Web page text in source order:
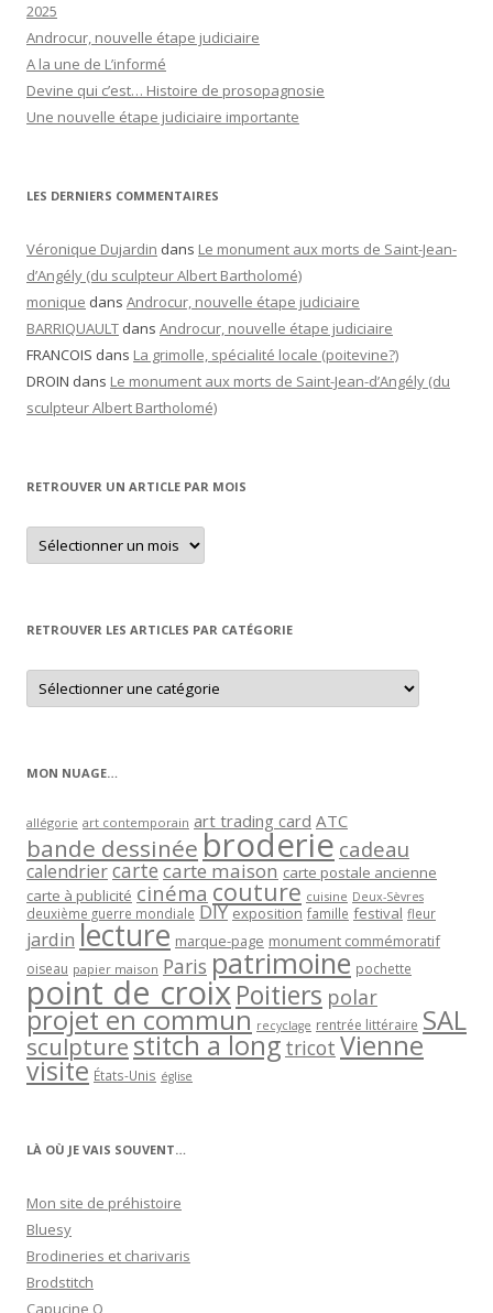
2025
Androcur, nouvelle étape judiciaire
A la une de L’informé
Devine qui c’est… Histoire de prosopagnosie
Une nouvelle étape judiciaire importante
LES DERNIERS COMMENTAIRES
Véronique Dujardin dans Le monument aux morts de Saint-Jean-
d’Angély (du sculpteur Albert Bartholomé)
monique dans Androcur, nouvelle étape judiciaire
BARRIQUAULT dans Androcur, nouvelle étape judiciaire
FRANCOIS dans La grimolle, spécialité locale (poitevine?)
DROIN dans Le monument aux morts de Saint-Jean-d’Angély (du
sculpteur Albert Bartholomé)
RETROUVER UN ARTICLE PAR MOIS
Retrouver
un
article
RETROUVER LES ARTICLES PAR CATÉGORIE
Retrouver
les
articles
MON NUAGE…
allégorie art contemporain art trading card ATC
bande dessinée broderie cadeau
calendriercartecarte maison carte postale ancienne
carte à publicité cinéma couture cuisine Deux-Sèvres
deuxième guerre mondiale DIY exposition famille festival fleur
jardin lecture marque-page monument commémoratif
oiseau papier maison Paris patrimoine pochette
point de croixPoitiers polar
projet en commun recyclage rentrée littéraire SAL
sculpturestitch a long tricot Vienne
visite États-Unis église
LÀ OÙ JE VAIS SOUVENT…
Mon site de préhistoire
Bluesy
Brodineries et charivaris
Brodstitch
Capucine O